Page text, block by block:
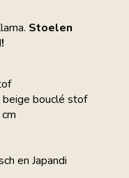
Stoelen
bouclé stof
en Japandi